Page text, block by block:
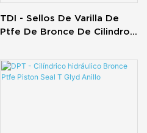
TDI - Sellos De Varilla De
Ptfe De Bronce De Cilindro